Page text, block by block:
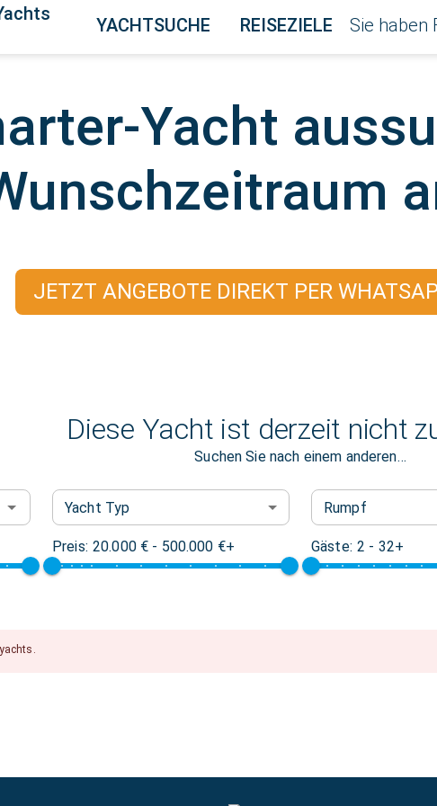
YACHTSUCHE REISEZIELE Sie haben
Yacht
JETZT ANGEBOTE DIREKT PER